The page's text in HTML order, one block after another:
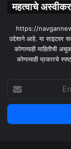
महत्वाचे
https://
उद्देशाने आहे. या साइटवर
कोणत्याही माहितीची
कोणत्याही प्रकारचे
your
Email